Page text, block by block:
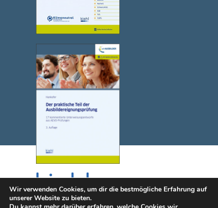
Wir verwenden Cookies, um dir die bestmögliche Erfahrung auf
unserer Website zu bieten.